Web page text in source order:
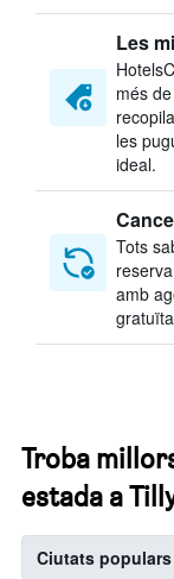
Les
més
les
ideal.
Tots
amb
gratuïta
Troba
estada a
Ciutats populars